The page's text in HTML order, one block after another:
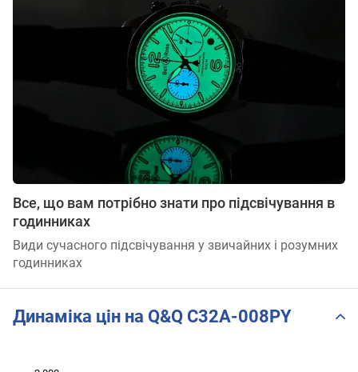
Все, що вам потрібно знати про підсвічування в
годинниках
Види сучасного підсвічування у звичайних і розумних
годинниках
Динаміка цін на Q&Q C32A-008PY